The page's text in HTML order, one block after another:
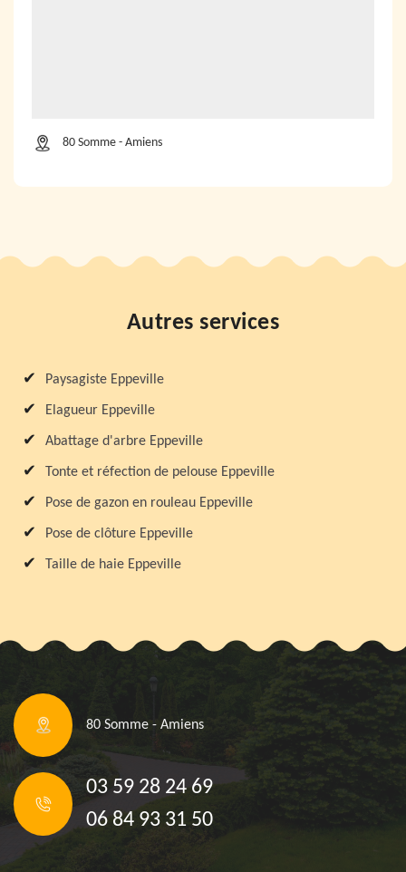
80 Somme - Amiens
Autres services
Paysagiste Eppeville
Elagueur Eppeville
Abattage d'arbre Eppeville
Tonte et réfection de pelouse Eppeville
Pose de gazon en rouleau Eppeville
Pose de clôture Eppeville
Taille de haie Eppeville
80 Somme - Amiens
03 59 28 24 69
06 84 93 31 50